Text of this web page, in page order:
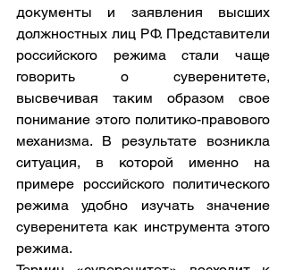
документы и заявления высших
должностных лиц РФ. Представители
российского режима стали чаще
говорить о суверенитете,
высвечивая таким образом свое
понимание этого политико-правового
механизма. В результате возникла
ситуация, в которой именно на
примере российского политического
режима удобно изучать значение
суверенитета как инструмента этого
режима.